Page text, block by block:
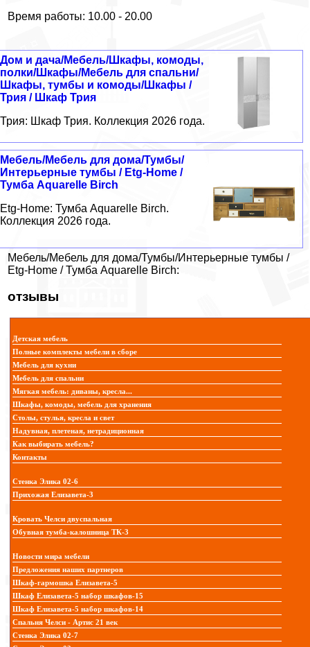
Время работы: 10.00 - 20.00
Дом и дача/Мебель/Шкафы, комоды,
полки/Шкафы/Мебель для спальни/
Шкафы, тумбы и комоды/Шкафы /
Трия / Шкаф Трия
Трия: Шкаф Трия. Коллекция 2026 года.
Мебель/Мебель для дома/Тумбы/
Интерьерные тумбы / Etg-Home /
Тумба Aquarelle Birch
Etg-Home: Тумба Aquarelle Birch.
Коллекция 2026 года.
Мебель/Мебель для дома/Тумбы/Интерьерные тумбы /
Etg-Home / Тумба Aquarelle Birch:
отзывы
Детская мебель
Полные комплекты мебели в сборе
Мебель для кухни
Мебель для спальни
Мягкая мебель: диваны, кресла...
Шкафы, комоды, мебель для хранения
Столы, стулья, кресла и свет
Надувная, плетеная, нетрадиционная
Как выбирать мебель?
Контакты
Стенка Элика 02-6
Прихожая Елизавета-3
Кровать Челси двуспальная
Обувная тумба-калошница ТК-3
Новости мира мебели
Предложения наших партнеров
Шкаф-гармошка Елизавета-5
Шкаф Елизавета-5 набор шкафов-15
Шкаф Елизавета-5 набор шкафов-14
Спальня Челси - Артис 21 век
Стенка Элика 02-7